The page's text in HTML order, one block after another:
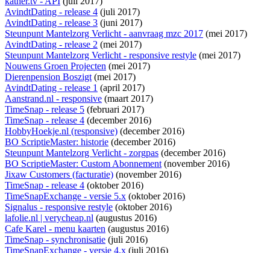
AvindtDating - release 4 (juli 2017)
AvindtDating - release 3 (juni 2017)
Steunpunt Mantelzorg Verlicht - aanvraag mzc 2017 (mei 2017)
AvindtDating - release 2 (mei 2017)
Steunpunt Mantelzorg Verlicht - responsive restyle (mei 2017)
Nouwens Groen Projecten (mei 2017)
Dierenpension Boszigt(mei 2017)
AvindtDating - release 1 (april 2017)
Aanstrand.nl - responsive (maart 2017)
TimeSnap - release 5 (februari 2017)
TimeSnap - release 4 (december 2016)
HobbyHoekje.nl (responsive) (december 2016)
BO ScriptieMaster: historie (december 2016)
Steunpunt Mantelzorg Verlicht - zorgpas (december 2016)
BO ScriptieMaster: Custom Abonnement(november 2016)
Jixaw Customers (facturatie) (november 2016)
TimeSnap - release 4 (oktober 2016)
TimeSnapExchange - versie 5.x (oktober 2016)
Signalus - responsive restyle (oktober 2016)
lafolie.nl | verycheap.nl (augustus 2016)
Cafe Karel - menu kaarten (augustus 2016)
TimeSnap - synchronisatie (juli 2016)
TimeSnapExchange - versie 4.x (juli 2016)